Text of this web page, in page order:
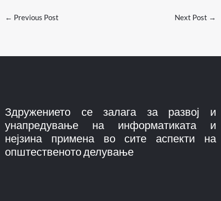
← Previous Post Next Post →
Здружението се залага за развој и
унапредување на информатиката и
нејзина примена во сите аспекти на
општественото делување